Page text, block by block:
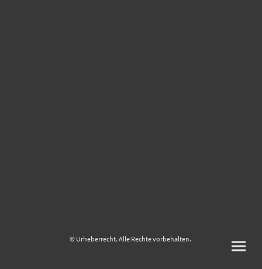
© Urheberrecht. Alle Rechte vorbehalten.